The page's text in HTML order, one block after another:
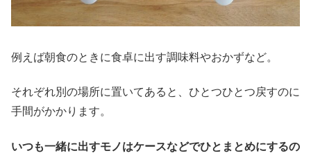
例えば朝食のときに食卓に出す調味料やおかずなど。
それぞれ別の場所に置いてあると、ひとつひとつ戻すのに
手間がかかります。
いつも一緒に出すモノはケースなどでひとまとめにするの